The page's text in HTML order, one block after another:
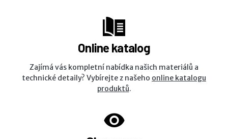
Online katalog
Zajímá vás kompletní nabídka našich materiálů a
technické detaily? Vybírejte z našeho online katalogu
produktů.